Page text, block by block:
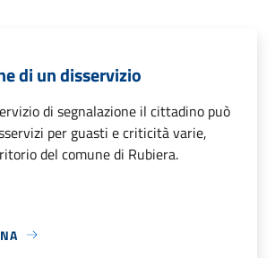
di un disservizio
di segnalazione il cittadino può
per guasti e criticità varie,
del comune di Rubiera.